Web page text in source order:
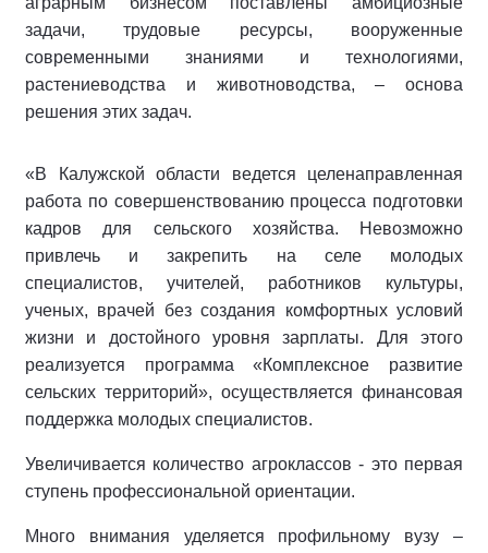
задачи, трудовые ресурсы, вооруженные
современными знаниями и технологиями,
растениеводства и животноводства, – основа
решения этих задач.
«В Калужской области ведется целенаправленная
работа по совершенствованию процесса подготовки
кадров для сельского хозяйства. Невозможно
привлечь и закрепить на селе молодых
специалистов, учителей, работников культуры,
ученых, врачей без создания комфортных условий
жизни и достойного уровня зарплаты. Для этого
реализуется программа «Комплексное развитие
сельских территорий», осуществляется финансовая
поддержка молодых специалистов.
Увеличивается количество агроклассов - это первая
ступень профессиональной ориентации.
Много внимания уделяется профильному вузу –